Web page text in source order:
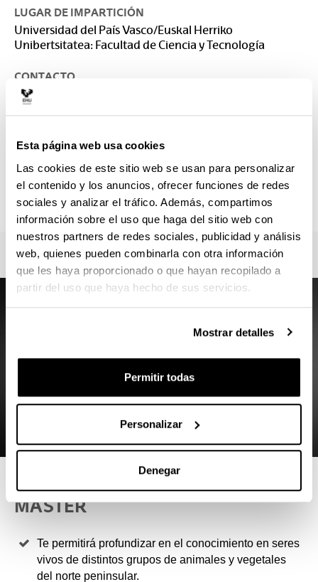
Esta página web usa cookies
Las cookies de este sitio web se usan para personalizar
el contenido y los anuncios, ofrecer funciones de redes
sociales y analizar el tráfico. Además, compartimos
información sobre el uso que haga del sitio web con
nuestros partners de redes sociales, publicidad y análisis
web, quienes pueden combinarla con otra información
que les haya proporcionado o que hayan recopilado a
partir del uso que haya hecho de sus servicios.
Mostrar detalles
Permitir todas
Personalizar
Denegar
LUGAR DE IMPARTICIÓN
Universidad del País Vasco/Euskal Herriko
Unibertsitatea: Facultad de Ciencia y Tecnología
CONTACTO
Responsable del Máster :
Secretaría :
RUIZ SANCHEZ, ANA
ztf.master@ehu.eus
94 601 33 90
4 RAZONES PARA ELEGIR ESTE
MÁSTER
Te permitirá profundizar en el conocimiento en seres
vivos de distintos grupos de animales y vegetales
del norte peninsular.